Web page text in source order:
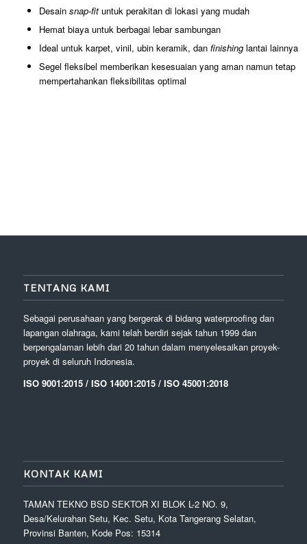
Desain snap-fituntuk perakitan di lokasi yang mudah
Hemat biaya untuk berbagai lebar sambungan
Ideal untuk karpet, vinil, ubin keramik, dan finishinglantai lainnya
Segel fleksibel memberikan kesesuaian yang aman namun tetap
mempertahankan fleksibilitas optimal
TENTANG KAMI
Sebagai perusahaan yang bergerak di bidang waterproofing dan
lapangan olahraga, kami telah berdiri sejak tahun 1999 dan
berpengalaman lebih dari 20 tahun dalam menyelesaikan proyek-
proyek di seluruh Indonesia.
ISO 9001:2015 / ISO 14001:2015 / ISO 45001:2018
KONTAK KAMI
TAMAN TEKNO BSD SEKTOR XI BLOK L-2 NO. 9,
Desa/Kelurahan Setu, Kec. Setu, Kota Tangerang Selatan,
Provinsi Banten, Kode Pos: 15314